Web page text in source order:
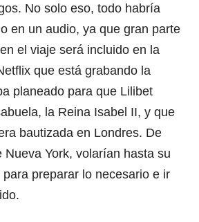
No solo eso, todo habría
en un audio, ya que gran parte
el viaje será incluido en la
que está grabando la
planeado para que Lilibet
la Reina Isabel II, y que
bautizada en Londres. De
Nueva York, volarían hasta su
preparar lo necesario e ir